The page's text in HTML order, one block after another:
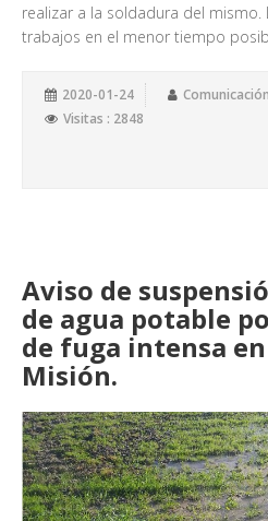
realizar a la soldadura del
trabajos en el menor tiempo
2020-01-24
Visitas : 2848
Aviso de
de agua potable
de fuga intensa
Misión.